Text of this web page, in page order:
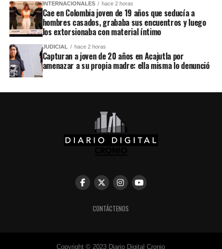
INTERNACIONALES hace 2 horas
Cae en Colombia joven de 19 años que seducía a
hombres casados, grababa sus encuentros y luego
los extorsionaba con material íntimo
JUDICIAL hace 2 horas
Capturan a joven de 20 años en Acajutla por
amenazar a su propia madre: ella misma lo denunció
CONTÁCTENOS
Copyright © 2023 Diario Digital Cronio